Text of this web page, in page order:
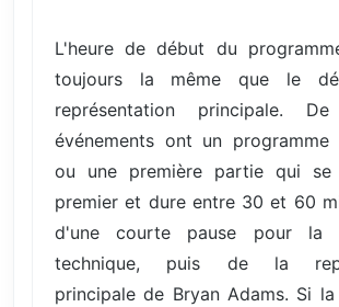
L'heure de début du
toujours la même que le
représentation principale. De
événements ont un programme
ou une première partie qui
premier et dure entre 30 et 60
d'une courte pause pour la
technique, puis de la
principale de Bryan Adams. Si